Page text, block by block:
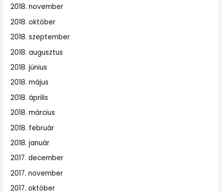
2018. november
2018. október
2018. szeptember
2018. augusztus
2018. június
2018. május
2018. április
2018. március
2018. február
2018. január
2017. december
2017. november
2017. október